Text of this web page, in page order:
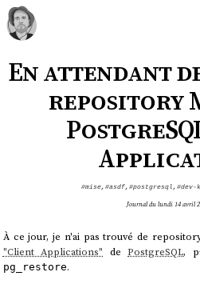
En attendant
repository
#mise, #asdf, #postgresql,
Journal du lundi 14 avril
À ce jour, je n'ai pas trouvé de
"Client Applications" dePostgreSQL,
pg_restore.